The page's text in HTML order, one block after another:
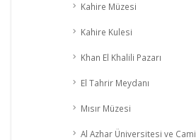
Kahire Müzesi
Kahire Kulesi
Khan El Khalili Pazarı
El Tahrir Meydanı
Mısır Müzesi
Al Azhar Üniversitesi ve